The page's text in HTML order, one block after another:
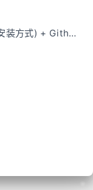
Typora + PicGO-Core(cmd安装方式) + Github 实现图片上传